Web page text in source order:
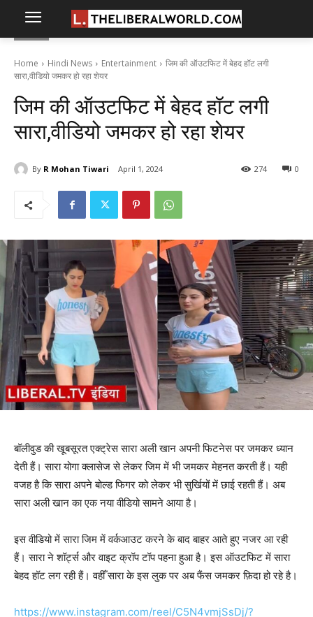
Home Hindi News Entertainment
जिम की ऑउटफिट में बेहद हॉट लगी
सारा,वीडियो जमकर हो रहा शेयर
जिम की ऑउटफिट में बेहद हॉट लगी
सारा,वीडियो जमकर हो रहा शेयर
By R Mohan Tiwari April 1, 2024 0
274
बॉलीवुड की खूबसूरत एक्ट्रेस सारा अली खान अपनी फिटनेस पर जमकर ध्यान
देती हैं। सारा योगा क्लासेज से लेकर जिम में भी जमकर मेहनत करती हैं। यही
वजह है कि सारा अपने बोल्ड फिगर को लेकर भी सुर्खियों में छाई रहती हैं। अब
सारा अली खान का एक नया वीडियो सामने आया है।
इस वीडियो में सारा जिम में वर्कआउट करने के बाद बाहर आते हुए नजर आ रही
हैं। सारा ने शॉर्ट्स और वाइट क्रॉप टॉप पहना हुआ है। इस ऑउटफिट में सारा
बेहद हॉट लग रही हैं। वहीँ सारा के इस लुक पर अब फैंस जमकर फ़िदा हो रहे है।
https://www.instagram.com/reel/C5N4vmjSsDj/?